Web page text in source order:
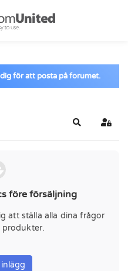
för att posta på forumet.
Sök
före försäljning
att ställa alla dina frågor
produkter.